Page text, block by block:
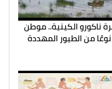
ناكورو الكينية.. موطن